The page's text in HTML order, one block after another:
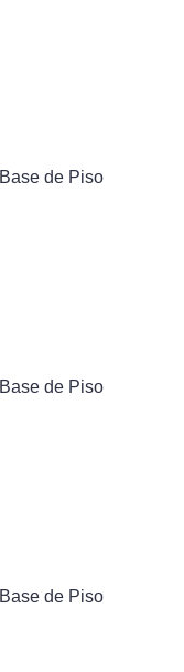
de Piso
de Piso
de Piso